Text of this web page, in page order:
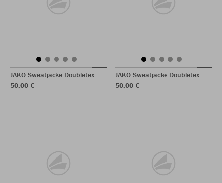
JAKO Sweatjacke Doubletex
50,00 €
JAKO Sweatjacke Doubletex
50,00 €